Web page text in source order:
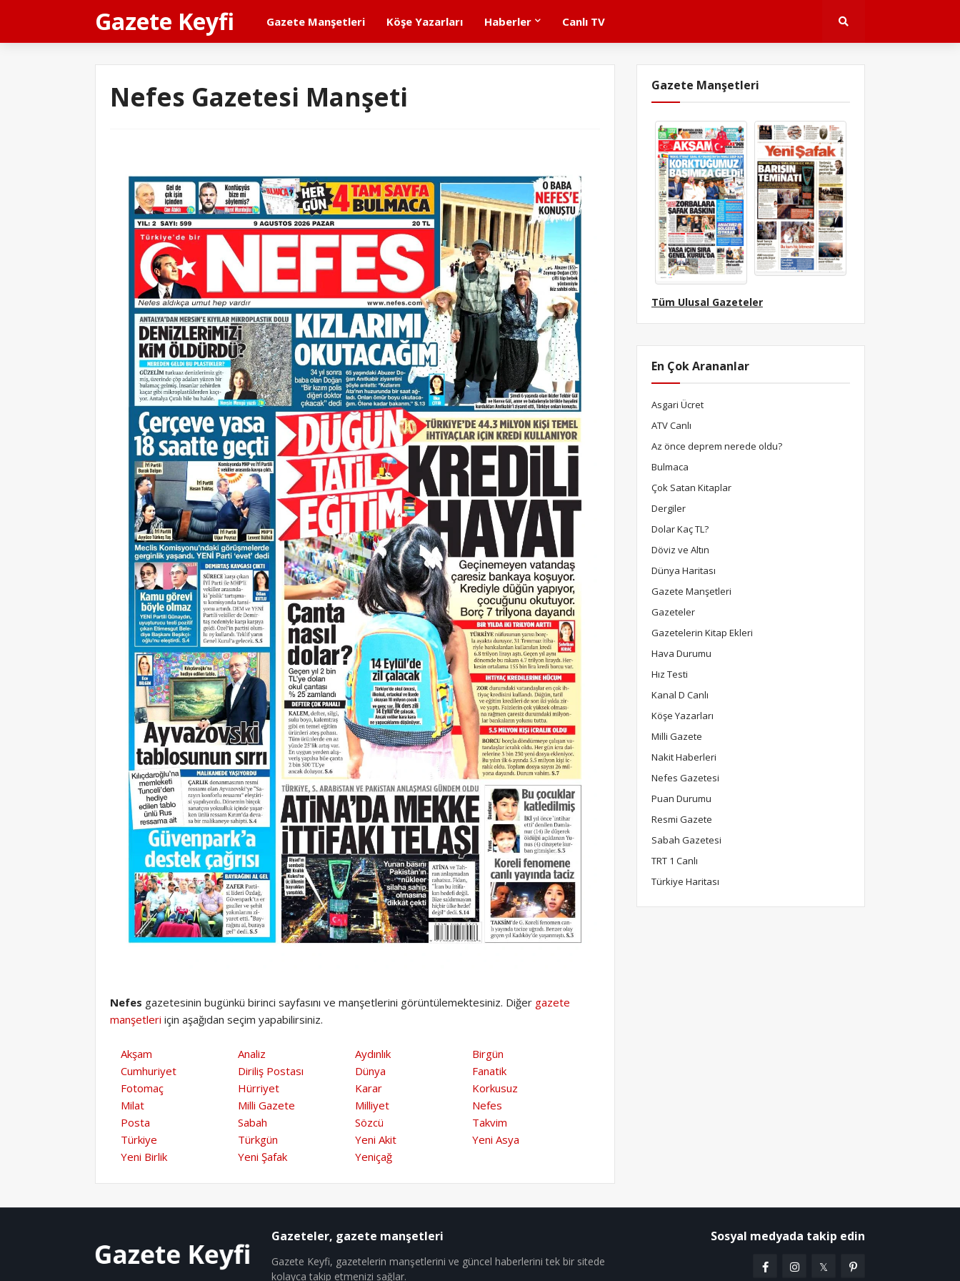
Gazete Keyfi Gazete Manşetleri Köşe Yazarları Haberler Canlı TV
Nefes Gazetesi Manşeti
Nefes gazetesinin bugünkü birinci sayfasını ve manşetlerini görüntülemektesiniz. Diğer gazete
manşetleri için aşağıdan seçim yapabilirsiniz.
Akşam Analiz Aydınlık
Birgün
Cumhuriyet
Diriliş Postası Dünya
Fanatik
Fotomaç
Hürriyet Karar
Korkusuz
Milat
Milli Gazete Milliyet
Nefes
Posta
Sabah Sözcü
Takvim
Türkiye
Türkgün Yeni Akit
Yeni Asya
Yeni Birlik
Yeni Şafak Yeniçağ
Gazete Manşetleri
Tüm Ulusal Gazeteler
En Çok Arananlar
Asgari Ücret
ATV Canlı
Az önce deprem nerede oldu?
Bulmaca
Çok Satan Kitaplar
Dergiler
Dolar Kaç TL?
Döviz ve Altın
Dünya Haritası
Gazete Manşetleri
Gazeteler
Gazetelerin Kitap Ekleri
Hava Durumu
Hız Testi
Kanal D Canlı
Köşe Yazarları
Milli Gazete
Nakit Haberleri
Nefes Gazetesi
Puan Durumu
Resmi Gazete
Sabah Gazetesi
TRT 1 Canlı
Türkiye Haritası
Gazeteler, gazete manşetleri
Gazete Keyfi, gazetelerin manşetlerini ve güncel haberlerini tek bir sitede
kolayca takip etmenizi sağlar.
Sosyal medyada takip edin